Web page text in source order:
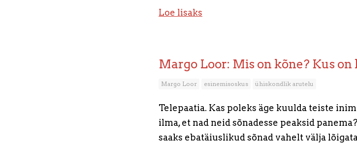
Loe lisaks
Margo Loor: Mis on kõne? Kus
Margo Loor esinemisoskus ühiskondlik arutelu
Telepaatia. Kas poleks äge kuulda teiste
ilma, et nad neid sõnadesse peaksid
saaks ebatäiuslikud sõnad vahelt välja